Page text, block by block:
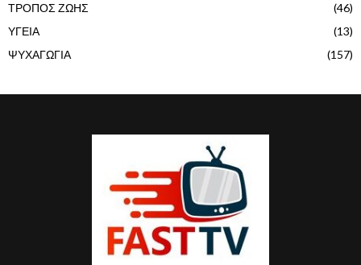
ΤΡΟΠΟΣ ΖΩΗΣ
(46)
ΥΓΕΙΑ
(13)
ΨΥΧΑΓΩΓΙΑ
(157)